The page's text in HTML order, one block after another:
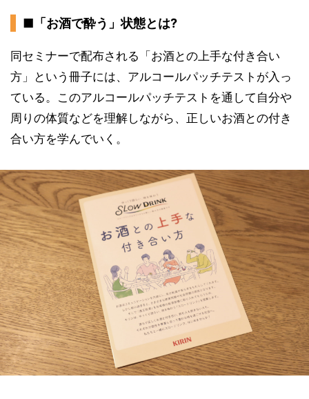
■「お酒で酔う」状態とは?
同セミナーで配布される「お酒との上手な付き合い
方」という冊子には、アルコールパッチテストが入っ
ている。このアルコールパッチテストを通して自分や
周りの体質などを理解しながら、正しいお酒との付き
合い方を学んでいく。